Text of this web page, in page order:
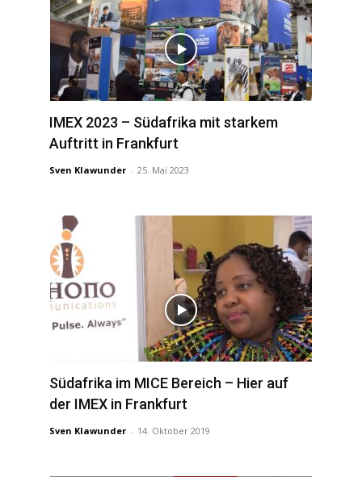
IMEX 2023 – Südafrika mit starkem
Auftritt in Frankfurt
Sven Klawunder - 25. Mai 2023
Südafrika im MICE Bereich – Hier auf
der IMEX in Frankfurt
Sven Klawunder - 14. Oktober 2019